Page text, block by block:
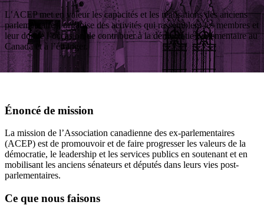
L’ACEP met en valeur les capacités et les réalisations des anciens
parlementaires, organise des activités qui rassemblent les membres et
leur donne l’occasion de contribuer à la démocratie parlementaire au
Canada et à l’étranger.
Énoncé de mission
La mission de l’Association canadienne des ex-parlementaires
(ACEP) est de promouvoir et de faire progresser les valeurs de la
démocratie, le leadership et les services publics en soutenant et en
mobilisant les anciens sénateurs et députés dans leurs vies post-
parlementaires.
Ce que nous faisons